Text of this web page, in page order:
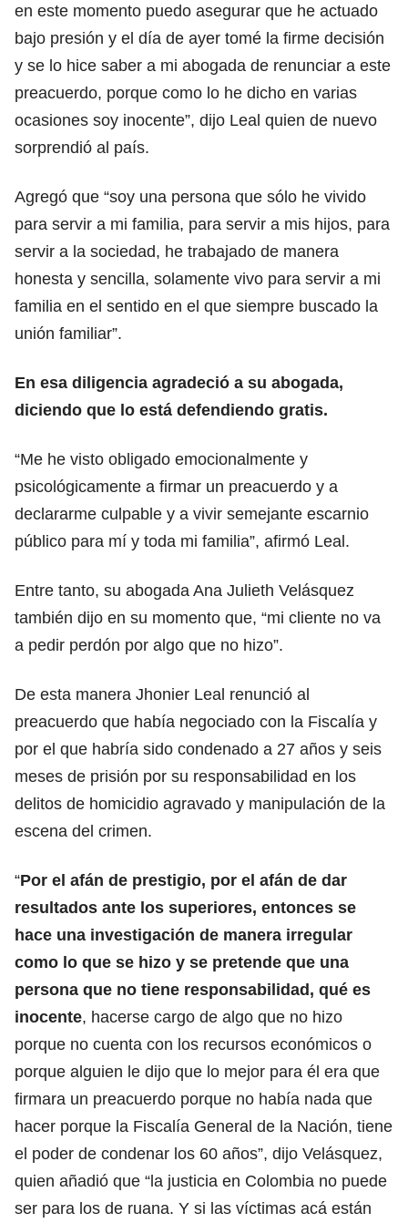
en este momento puedo asegurar que he actuado
bajo presión y el día de ayer tomé la firme decisión
y se lo hice saber a mi abogada de renunciar a este
preacuerdo, porque como lo he dicho en varias
ocasiones soy inocente”, dijo Leal quien de nuevo
sorprendió al país.
Agregó que “soy una persona que sólo he vivido
para servir a mi familia, para servir a mis hijos, para
servir a la sociedad, he trabajado de manera
honesta y sencilla, solamente vivo para servir a mi
familia en el sentido en el que siempre buscado la
unión familiar”.
En esa diligencia agradeció a su abogada,
diciendo que lo está defendiendo gratis.
“Me he visto obligado emocionalmente y
psicológicamente a firmar un preacuerdo y a
declararme culpable y a vivir semejante escarnio
público para mí y toda mi familia”, afirmó Leal.
Entre tanto, su abogada Ana Julieth Velásquez
también dijo en su momento que, “mi cliente no va
a pedir perdón por algo que no hizo”.
De esta manera Jhonier Leal renunció al
preacuerdo que había negociado con la Fiscalía y
por el que habría sido condenado a 27 años y seis
meses de prisión por su responsabilidad en los
delitos de homicidio agravado y manipulación de la
escena del crimen.
“Por el afán de prestigio, por el afán de dar
resultados ante los superiores, entonces se
hace una investigación de manera irregular
como lo que se hizo y se pretende que una
persona que no tiene responsabilidad, qué es
inocente, hacerse cargo de algo que no hizo
porque no cuenta con los recursos económicos o
porque alguien le dijo que lo mejor para él era que
firmara un preacuerdo porque no había nada que
hacer porque la Fiscalía General de la Nación, tiene
el poder de condenar los 60 años”, dijo Velásquez,
quien añadió que “la justicia en Colombia no puede
ser para los de ruana. Y si las víctimas acá están